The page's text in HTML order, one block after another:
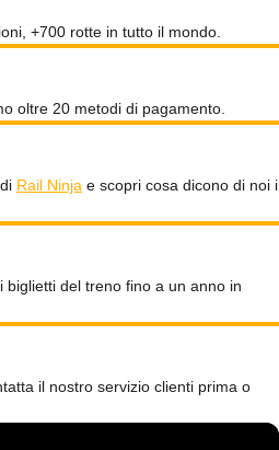
+700 rotte in tutto il mondo.
oltre 20 metodi di pagamento.
Rail Ninja e scopri cosa dicono di noi i
del treno fino a un anno in
il nostro servizio clienti prima o